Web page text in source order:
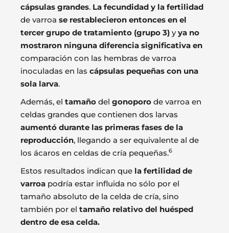
cápsulas grandes. La fecundidad y la fertilidad
de varroa se restablecieron entonces en el
tercer grupo de tratamiento (grupo 3) yya no
mostraron ninguna diferencia significativa en
comparación con las hembras de varroa
inoculadas en las cápsulas pequeñas con una
sola larva.
Además, el tamaño del gonoporo de varroa en
celdas grandes que contienen dos larvas
aumentó durante las primeras fases de la
reproducción, llegando a ser equivalente al de
los ácaros en celdas de cría pequeñas.6
Estos resultados indican que la fertilidad de
varroa podría estar influida no sólo por el
tamaño absoluto de la celda de cría, sino
también por el tamaño relativo del huésped
dentro de esa celda.